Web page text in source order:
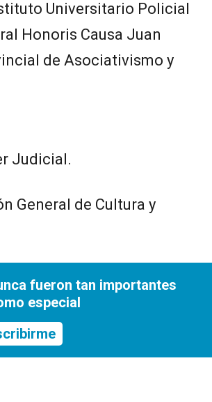
Universitario Policial
Honoris Causa Juan
de Asociativismo y
Judicial.
General de Cultura y
fueron tan importantes
especial